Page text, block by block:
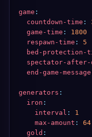
game :
  countdown-time
:
  game-time
: 1800
  respawn-time
: 5
bed-protection-
spectator-
  end-game-message
generators :
  iron
:
    interval
: 1
    max-amount
: 64
  gold
: